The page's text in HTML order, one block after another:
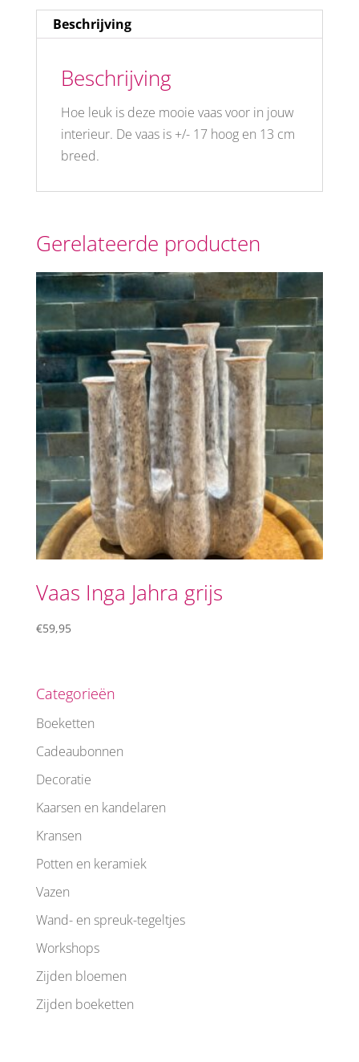
Beschrijving
Beschrijving
Hoe leuk is deze mooie vaas voor in jouw
interieur. De vaas is +/- 17 hoog en 13 cm
breed.
Gerelateerde producten
Vaas Inga Jahra grijs
€59,95
Categorieën
Boeketten
Cadeaubonnen
Decoratie
Kaarsen en kandelaren
Kransen
Potten en keramiek
Vazen
Wand- en spreuk-tegeltjes
Workshops
Zijden bloemen
Zijden boeketten